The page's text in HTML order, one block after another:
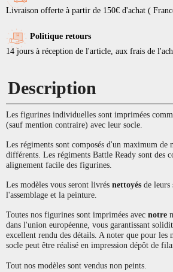
Livraison offerte à partir de 150€ d'achat (
Politique retours
14 jours à réception de l'article, aux frais de
Description
Les figurines individuelles sont imprimées
(sauf mention contraire) avec leur socle.
Les régiments sont composés d'un maximum de
différents. Les régiments Battle Ready sont des
alignement facile des figurines.
Les modèles vous seront livrés nettoyés de leurs
l'assemblage et la peinture.
Toutes nos figurines sont imprimées avec notre
dans l'union européenne, vous garantissant
excellent rendu des détails. A noter que pour les
socle peut être réalisé en impression dépôt de
Tout nos modèles sont vendus non peints.